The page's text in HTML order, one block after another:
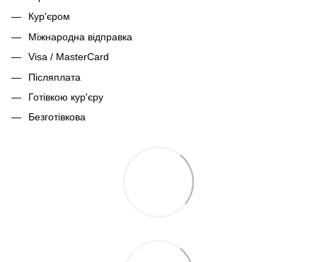
Кур'єром
Міжнародна відправка
Visa / MasterCard
Післяплата
Готівкою кур'єру
Безготівкова